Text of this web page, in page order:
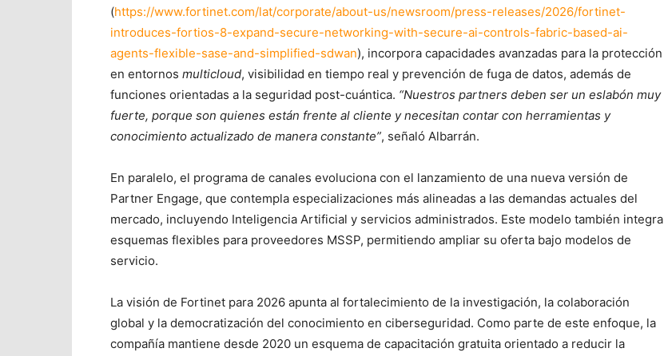
(https://www.fortinet.com/lat/corporate/about-us/newsroom/press-releases/2026/fortinet-
introduces-fortios-8-expand-secure-networking-with-secure-ai-controls-fabric-based-ai-
agents-flexible-sase-and-simplified-sdwan), incorpora capacidades avanzadas para la protección
en entornos multicloud, visibilidad en tiempo real y prevención de fuga de datos, además de
funciones orientadas a la seguridad post-cuántica. “Nuestros partners deben ser un eslabón muy
fuerte, porque son quienes están frente al cliente y necesitan contar con herramientas y
conocimiento actualizado de manera constante”, señaló Albarrán.
En paralelo, el programa de canales evoluciona con el lanzamiento de una nueva versión de
Partner Engage, que contempla especializaciones más alineadas a las demandas actuales del
mercado, incluyendo Inteligencia Artificial y servicios administrados. Este modelo también integra
esquemas flexibles para proveedores MSSP, permitiendo ampliar su oferta bajo modelos de
servicio.
La visión de Fortinet para 2026 apunta al fortalecimiento de la investigación, la colaboración
global y la democratización del conocimiento en ciberseguridad. Como parte de este enfoque, la
compañía mantiene desde 2020 un esquema de capacitación gratuita orientado a reducir la